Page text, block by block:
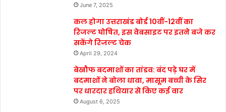
June 7, 2025
कल होगा उत्तराखंड बोर्ड 10वीं-12वीं का
रिजल्ट घोषित, इस वेबसाइट पर इतने बजे कर
सकेंगे रिजल्ट चेक
April 29, 2024
बेखौफ बदमाशों का तांडव: बंद पड़े घर में
बदमाशों ने बोला धावा, मासूम बच्ची के सिर
पर धारदार हथियार से किए कई वार
August 6, 2025